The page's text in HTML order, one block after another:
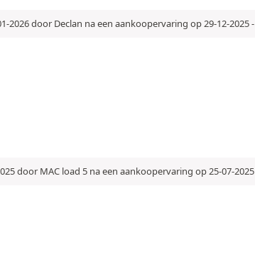
2026 door Declan na een aankoopervaring op 29-12-2025-
door MAC load 5 na een aankoopervaring op 25-07-2025